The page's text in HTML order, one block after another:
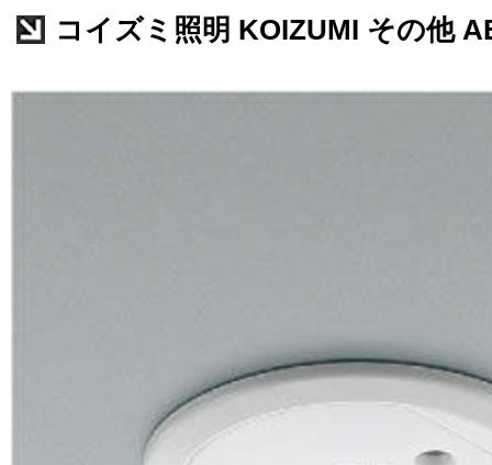
コイズミ照明 KOIZUMI その他